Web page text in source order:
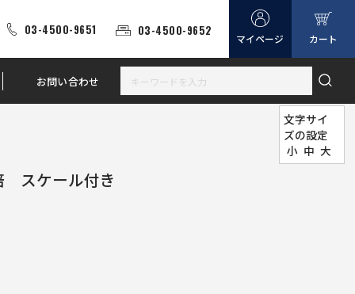
03-4500-9651 03-4500-9652
マイページ カート
お問い合わせ
スケール付き
文字サイ
ズの設定
小 中 大